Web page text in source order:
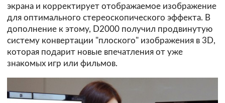
экрана и корректирует отображаемое изображение
для оптимального стереоскопического эффекта. В
дополнение к этому, D2000 получил продвинутую
систему конвертации "плоского" изображения в 3D,
которая подарит новые впечатления от уже
знакомых игр или фильмов.